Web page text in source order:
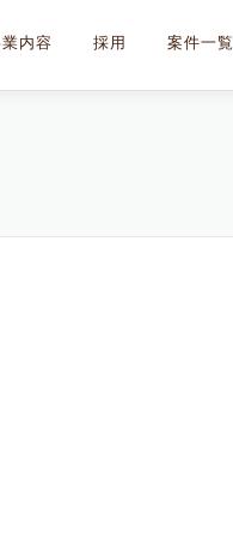
内容 採用 案件一覧